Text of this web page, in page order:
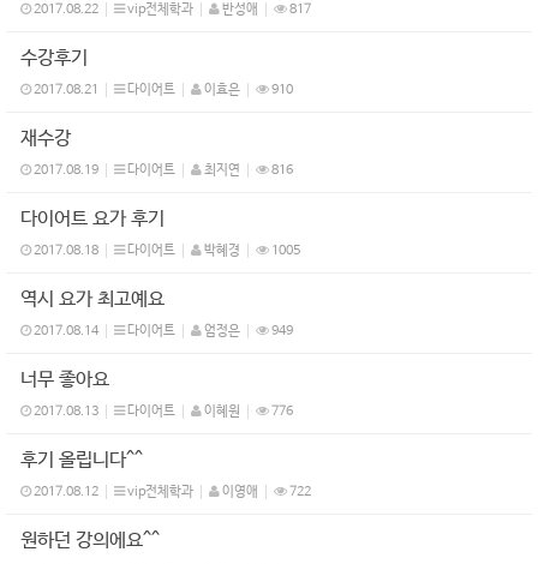
2017.08.22 vip전체학과 반성애 817
수강후기
2017.08.21 다이어트 이효은 910
재수강
2017.08.19 다이어트 최지연 816
다이어트 요가 후기
2017.08.18 다이어트 박혜경 1005
역시 요가 최고예요
2017.08.14 다이어트 엄정은 949
너무 좋아요
2017.08.13 다이어트 이혜원 776
후기 올립니다^^
2017.08.12 vip전체학과 이영애 722
원하던 강의에요^^